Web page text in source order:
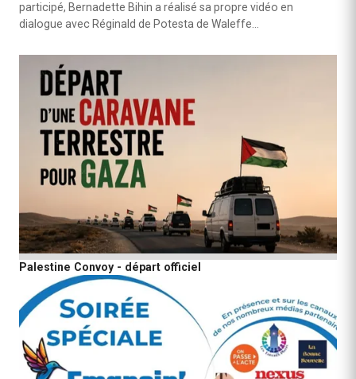
participé, Bernadette Bihin a réalisé sa propre vidéo en
dialogue avec Réginald de Potesta de Waleffe…
Palestine Convoy - départ officiel